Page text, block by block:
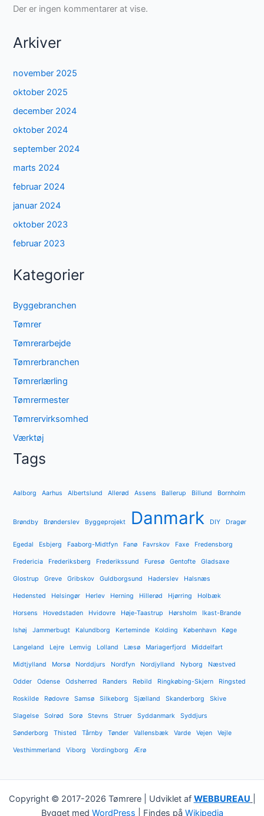
Der er ingen kommentarer at vise.
Arkiver
november 2025
oktober 2025
december 2024
oktober 2024
september 2024
marts 2024
februar 2024
januar 2024
oktober 2023
februar 2023
Kategorier
Byggebranchen
Tømrer
Tømrerarbejde
Tømrerbranchen
Tømrerlærling
Tømrermester
Tømrervirksomhed
Værktøj
Tags
Aalborg Aarhus Albertslund Allerød Assens Ballerup Billund Bornholm
Brøndby Brønderslev Byggeprojekt Danmark DIY Dragør
Egedal Esbjerg Faaborg-Midtfyn Fanø Favrskov Faxe Fredensborg
Fredericia Frederiksberg Frederikssund Furesø Gentofte Gladsaxe
Glostrup Greve Gribskov Guldborgsund Haderslev Halsnæs
Hedensted Helsingør Herlev Herning Hillerød Hjørring Holbæk
Horsens Hovedstaden Hvidovre Høje-Taastrup Hørsholm Ikast-Brande
Ishøj Jammerbugt Kalundborg Kerteminde Kolding København Køge
Langeland Lejre Lemvig Lolland Læsø Mariagerfjord Middelfart
Midtjylland Morsø Norddjurs Nordfyn Nordjylland Nyborg Næstved
Odder Odense Odsherred Randers Rebild Ringkøbing-Skjern Ringsted
Roskilde Rødovre Samsø Silkeborg Sjælland Skanderborg Skive
Slagelse Solrød Sorø Stevns Struer Syddanmark Syddjurs
Sønderborg Thisted Tårnby Tønder Vallensbæk Varde Vejen Vejle
Vesthimmerland Viborg Vordingborg Ærø
Copyright © 2017-2026 Tømrere | Udviklet af WEBBUREAU
Bygget med WordPress | Findes på Wikipedia